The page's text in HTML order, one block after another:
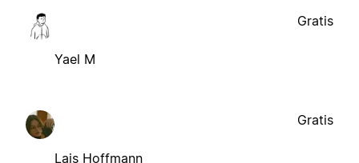
Yael M
Gratis
Lais Hoffmann
Gratis